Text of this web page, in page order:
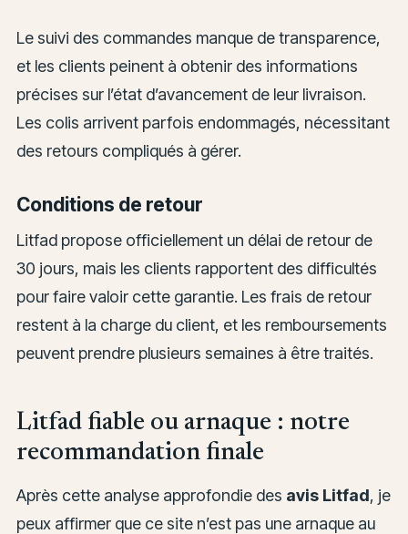
Le suivi des commandes manque de transparence,
et les clients peinent à obtenir des informations
précises sur l’état d’avancement de leur livraison.
Les colis arrivent parfois endommagés, nécessitant
des retours compliqués à gérer.
Conditions de retour
Litfad propose officiellement un délai de retour de
30 jours, mais les clients rapportent des difficultés
pour faire valoir cette garantie. Les frais de retour
restent à la charge du client, et les remboursements
peuvent prendre plusieurs semaines à être traités.
Litfad fiable ou arnaque : notre
recommandation finale
Après cette analyse approfondie des avis Litfad, je
peux affirmer que ce site n’est pas une arnaque au